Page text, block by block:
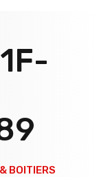
BOITIERS